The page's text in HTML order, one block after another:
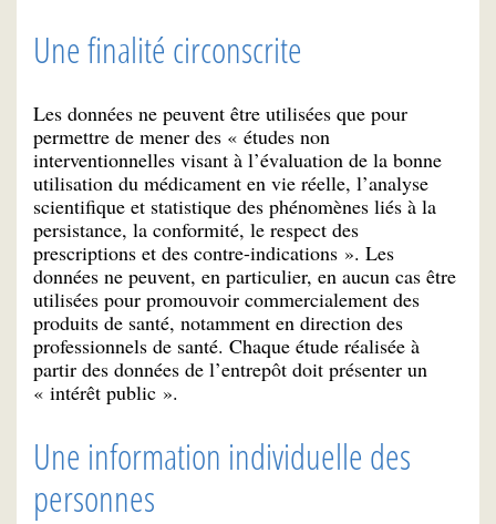
Une finalité circonscrite
Les données ne peuvent être utilisées que pour
permettre de mener des « études non
interventionnelles visant à l’évaluation de la bonne
utilisation du médicament en vie réelle, l’analyse
scientifique et statistique des phénomènes liés à la
persistance, la conformité, le respect des
prescriptions et des contre-indications ». Les
données ne peuvent, en particulier, en aucun cas être
utilisées pour promouvoir commercialement des
produits de santé, notamment en direction des
professionnels de santé. Chaque étude réalisée à
partir des données de l’entrepôt doit présenter un
« intérêt public ».
Une information individuelle des
personnes